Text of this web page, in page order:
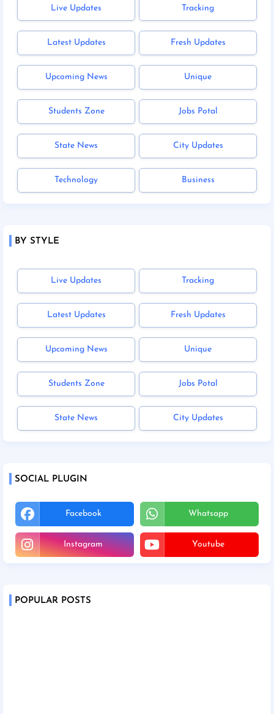
Live Updates Tracking
Latest Updates Fresh Updates
Upcoming News Unique
Students Zone Jobs Potal
State News City Updates
Technology Business
BY STYLE
Live Updates Tracking
Latest Updates Fresh Updates
Upcoming News Unique
Students Zone Jobs Potal
State News City Updates
SOCIAL PLUGIN
Facebook Whatsapp
Instagram Youtube
POPULAR POSTS